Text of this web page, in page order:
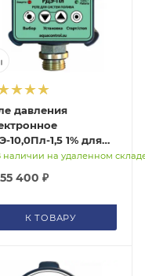
давления
10,0Пл-1,5 1% для
полива с
наличии на удаленном
55 400 ₽
К ТОВАРУ